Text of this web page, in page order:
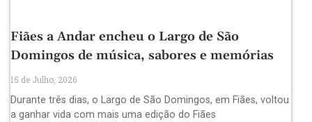
Fiães a Andar encheu o Largo de São
Domingos de música, sabores e memórias
15 de Julho, 2026
Durante três dias, o Largo de São Domingos, em Fiães, voltou
a ganhar vida com mais uma edição do Fiães